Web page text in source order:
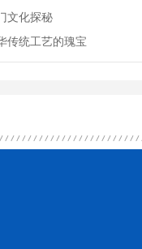
文化探秘
传统工艺的瑰宝